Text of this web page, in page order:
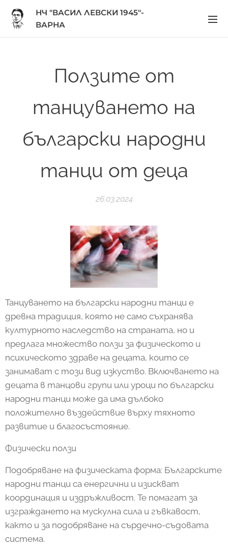
НЧ "ВАСИЛ ЛЕВСКИ 1945"-
ВАРНА
Ползите от
танцуването на
български народни
танци от деца
26.03.2024
Танцуването на български народни танци е
древна традиция, която не само съхранява
културното наследство на страната, но и
предлага множество ползи за физическото и
психическото здраве на децата, които се
занимават с този вид изкуство. Включването на
децата в танцови групи или уроци по български
народни танци може да има дълбоко
положително въздействие върху тяхното
развитие и благосъстояние.
Физически ползи
Подобряване на физическата форма: Българските
народни танци са енергични и изискват
координация и издръжливост. Те помагат за
изграждането на мускулна сила и гъвкавост,
както и за подобряване на сърдечно-съдовата
система.